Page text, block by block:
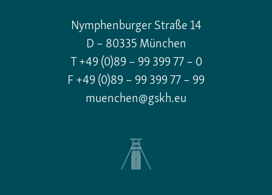
Nymphenburger Straße 14
D – 80335 München
T +49 (0)89 – 99 399 77 – 0
F +49 (0)89 – 99 399 77 – 99
muenchen@gskh.eu